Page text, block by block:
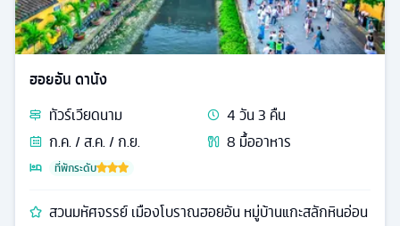
ฮอยอัน ดานัง
ทัวร์เวียดนาม 4วัน3 คืน
ก.ค. / ส.ค. / ก.ย.
8 มื้ออาหาร
ที่พักระดับ
สวนมหัศจรรย์ เมืองโบราณฮอยอัน หมู่บ้านแกะสลักหินอ่อน